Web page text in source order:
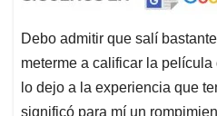
Debo admitir que salí
meterme a calificar la
lo dejo a la experiencia que
significó para mí un